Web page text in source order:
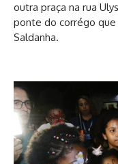
outra praça na rua
ponte do corrégo que
Saldanha.